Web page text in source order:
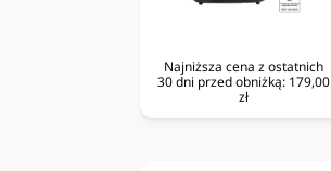
Najniższa cena z ostatnich
30 dni przed obniżką: 179,00
zł